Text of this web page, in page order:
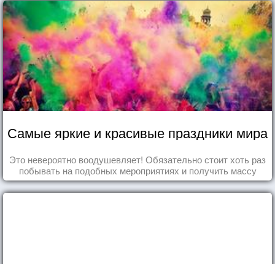
Самые яркие и красивые праздники мира
Это невероятно воодушевляет! Обязательно стоит хоть раз
побывать на подобных мероприятиях и получить массу
впечатлений!